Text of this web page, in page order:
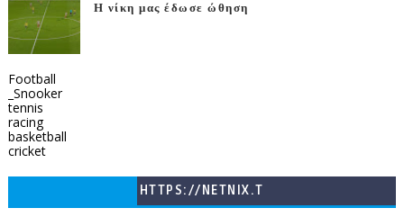
Η νίκη μας έδωσε ώθηση
Football
_Snooker
tennis
racing
basketball
cricket
HTTPS://NETNIX.T